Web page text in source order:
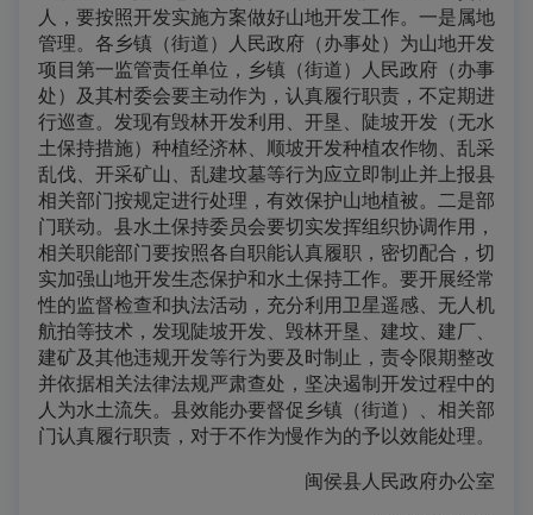
人，要按照开发实施方案做好山地开发工作。一是属地
管理。各乡镇（街道）人民政府（办事处）为山地开发
项目第一监管责任单位，乡镇（街道）人民政府（办事
处）及其村委会要主动作为，认真履行职责，不定期进
行巡查。发现有毁林开发利用、开垦、陡坡开发（无水
土保持措施）种植经济林、顺坡开发种植农作物、乱采
乱伐、开采矿山、乱建坟墓等行为应立即制止并上报县
相关部门按规定进行处理，有效保护山地植被。二是部
门联动。县水土保持委员会要切实发挥组织协调作用，
相关职能部门要按照各自职能认真履职，密切配合，切
实加强山地开发生态保护和水土保持工作。要开展经常
性的监督检查和执法活动，充分利用卫星遥感、无人机
航拍等技术，发现陡坡开发、毁林开垦、建坟、建厂、
建矿及其他违规开发等行为要及时制止，责令限期整改
并依据相关法律法规严肃查处，坚决遏制开发过程中的
人为水土流失。县效能办要督促乡镇（街道）、相关部
门认真履行职责，对于不作为慢作为的予以效能处理。
闽侯县人民政府办公室